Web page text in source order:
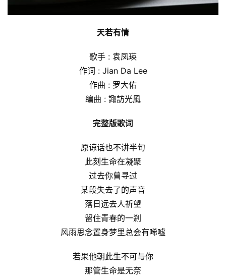
天若有情
歌手 : 袁凤瑛
作词 : Jian Da Lee
作曲 : 罗大佑
编曲 : 諏訪光風
完整版歌词
原谅话也不讲半句
此刻生命在凝聚
过去你曾寻过
某段失去了的声音
落日远去人祈望
留住青春的一剎
风雨思念置身梦里总会有唏嘘
若果他朝此生不可与你
那管生命是无奈